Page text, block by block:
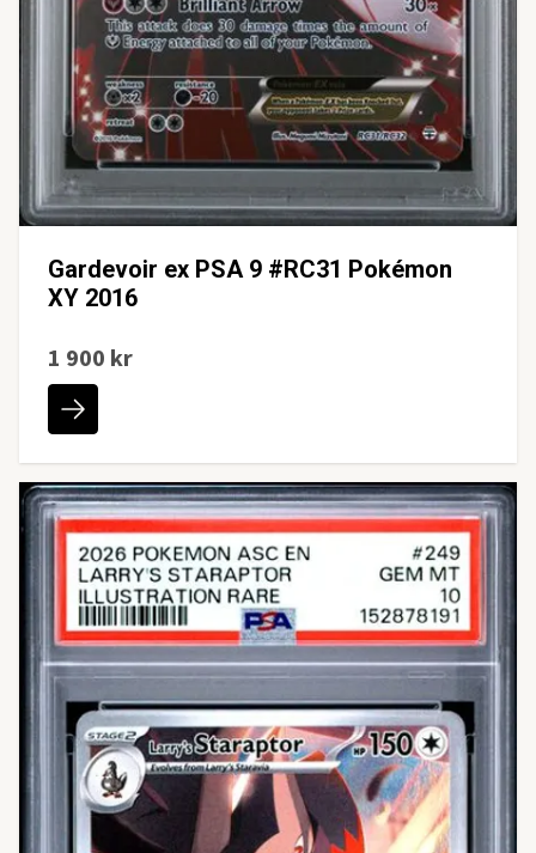
Gardevoir ex PSA 9 #RC31 Pokémon
XY 2016
1 900 kr